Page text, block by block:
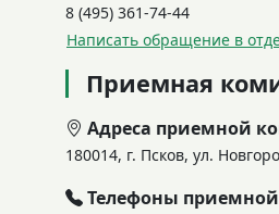
8 (495) 361-74-44
Написать обращение в
Приемная
Адреса приемной
180014, г. Псков, ул.
Телефоны